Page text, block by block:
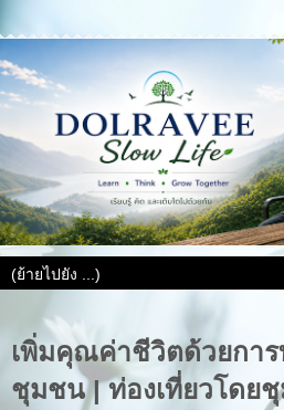
เพิ่มคุณค่าชีวิตด้วยการ
ชุมชน | ท่องเที่ยวโดย